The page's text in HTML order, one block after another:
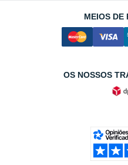
MEIOS DE
OS NOSSOS